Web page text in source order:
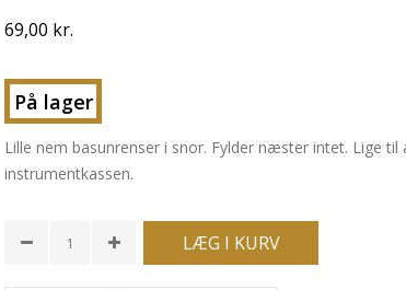
69,00 kr.
På lager
Lille nem basunrenser i snor. Fylder næster intet. Lige til
instrumentkassen.
LÆG I KURV